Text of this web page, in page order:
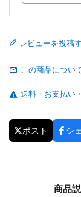
レビューを投稿
この商品につい
送料・お支払い
ポスト シ
商品